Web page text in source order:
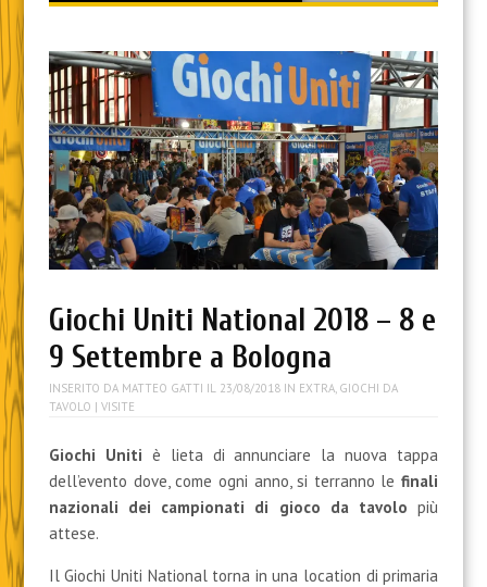
content
Giochi Uniti National 2018 – 8 e
9 Settembre a Bologna
INSERITO DA MATTEO GATTI IL 23/08/2018IN EXTRA, GIOCHI DA
TAVOLO | VISITE
Giochi Uniti è lieta di annunciare la nuova tappa
dell’evento dove, come ogni anno, si terranno lefinali
nazionali dei campionati di gioco da tavolo più
attese.
Il Giochi Uniti National torna in una location di primaria